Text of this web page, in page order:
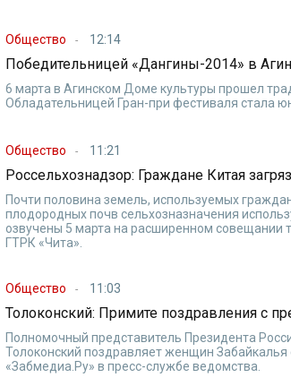
Общество 12:14
Победительницей «Дангины-2014» в
6 марта в Агинском Доме культуры прошел
Обладательницей Гран-при фестиваля стала
Общество 11:21
Россельхознадзор: Граждане Китая
Почти половина земель, используемых
плодородных почв сельхозназначения
озвучены 5 марта на расширенном совещании
ГТРК «Чита».
Общество 11:03
Толоконский: Примите поздравления с
Полномочный представитель Президента
Толоконский поздравляет женщин
«Забмедиа.Ру» в пресс-службе ведомства.